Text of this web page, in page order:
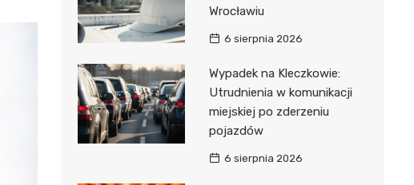
Wrocławiu
6 sierpnia 2026
Wypadek na Kleczkowie:
Utrudnienia w komunikacji
miejskiej po zderzeniu
pojazdów
6 sierpnia 2026